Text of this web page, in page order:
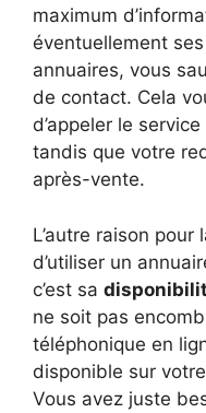
maximum
éventuellement
annuaires, vous
de contact. Cela
d’appeler le
tandis que votre
après-vente.
L’autre raison
d’utiliser un
c’est sa
ne soit pas
téléphonique en
disponible sur
Vous avez juste